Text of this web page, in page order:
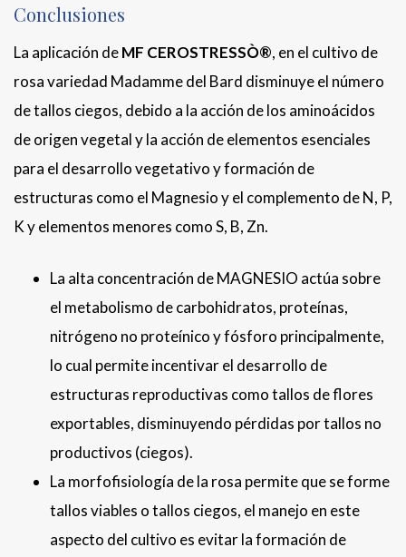
Conclusiones
La aplicación deMF CEROSTRESSÒ®, en el cultivo de
rosa variedad Madamme del Bard disminuye el número
de tallos ciegos, debido a la acción de los aminoácidos
de origen vegetal y la acción de elementos esenciales
para el desarrollo vegetativo y formación de
estructuras como el Magnesio y el complemento de N, P,
K y elementos menores como S, B, Zn.
La alta concentración de MAGNESIO actúa sobre
el metabolismo de carbohidratos, proteínas,
nitrógeno no proteínico y fósforo principalmente,
lo cual permite incentivar el desarrollo de
estructuras reproductivas como tallos de flores
exportables, disminuyendo pérdidas por tallos no
productivos (ciegos).
La morfofisiología de la rosa permite que se forme
tallos viables o tallos ciegos, el manejo en este
aspecto del cultivo es evitar la formación de